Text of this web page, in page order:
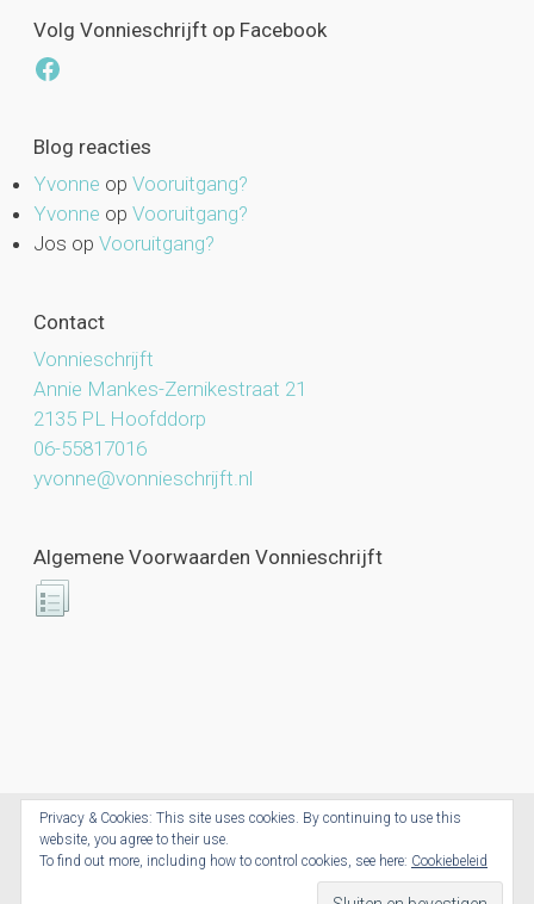
Volg Vonnieschrijft op Facebook
Facebook
Blog reacties
Yvonne op Vooruitgang?
Yvonne op Vooruitgang?
Jos op Vooruitgang?
Contact
Vonnieschrijft
Annie Mankes-Zernikestraat 21
2135 PL Hoofddorp
06-55817016
yvonne@vonnieschrijft.nl
Algemene Voorwaarden Vonnieschrijft
Vonnieschrijft.nl © 2026. All Rights Reserved.
Privacy & Cookies: This site uses cookies. By continuing to use this
website, you agree to their use.
To find out more, including how to control cookies, see here: Cookiebeleid